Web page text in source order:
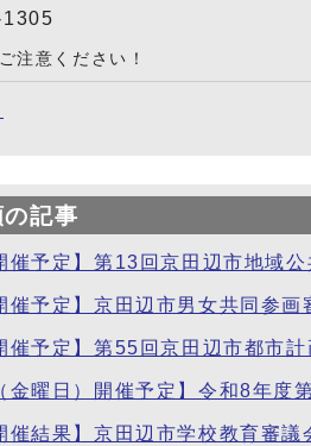
注意ください！
記事
催予定】第13回京田辺市地域
催予定】京田辺市男女共同参画
催予定】第55回京田辺市都市計
金曜日）開催予定】令和8年度
催結果】京田辺市学校教育審議